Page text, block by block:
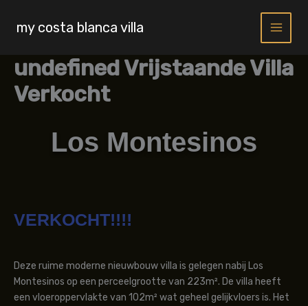
content
my costa blanca villa
undefined Vrijstaande Villa
Verkocht
Los Montesinos
VERKOCHT!!!!
Deze ruime moderne nieuwbouw villa is gelegen nabij Los
Montesinos op een perceelgrootte van 223m². De villa heeft
een vloeroppervlakte van 102m² wat geheel gelijkvloers is. Het